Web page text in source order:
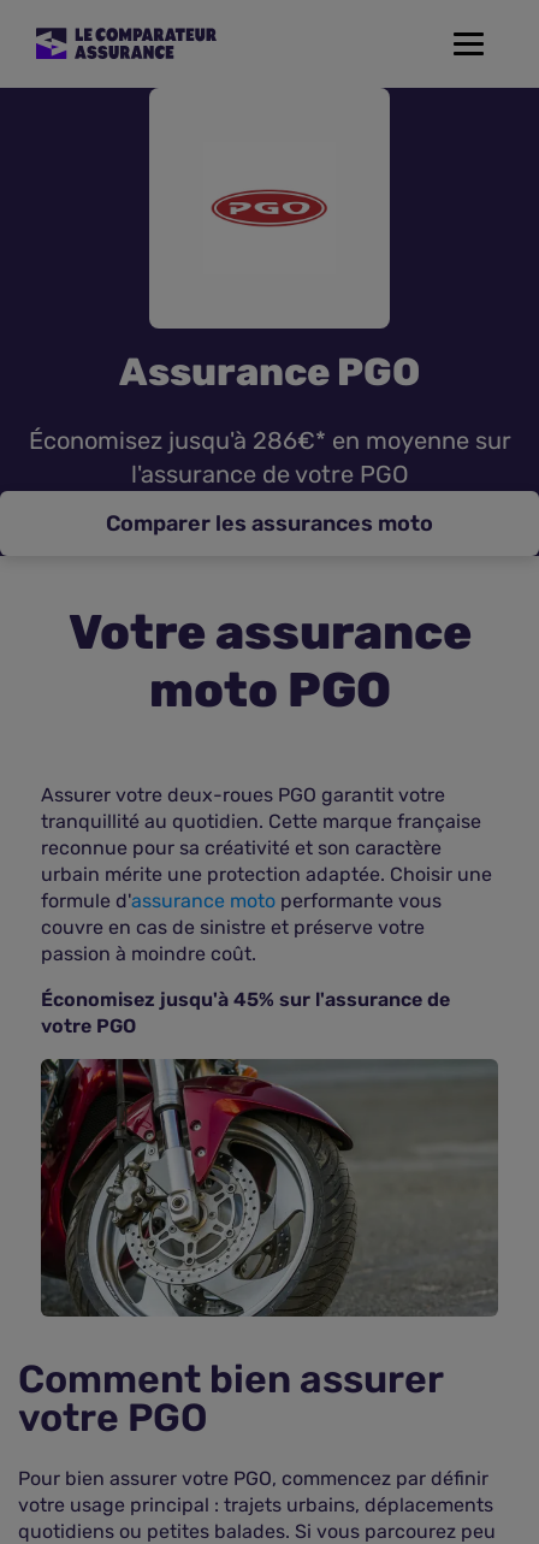
Toggle
Assurance Habitation
Assurance de prêt
Assurance Animaux
Assurance PGO
Économisez jusqu'à 286€* en moyenne sur
l'assurance de votre PGO
Comparer les assurances moto
Votre assurance
moto PGO
Assurer votre deux-roues PGO garantit votre
tranquillité au quotidien. Cette marque française
reconnue pour sa créativité et son caractère
urbain mérite une protection adaptée. Choisir une
formule d'assurance moto performante vous
couvre en cas de sinistre et préserve votre
passion à moindre coût.
Économisez jusqu'à 45% sur l'assurance de
votre PGO
Comment bien assurer
votre PGO
Pour bien assurer votre PGO, commencez par définir
votre usage principal : trajets urbains, déplacements
quotidiens ou petites balades. Si vous parcourez peu